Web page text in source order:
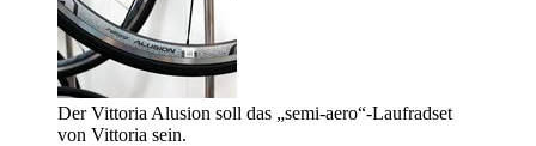
Der Vittoria Alusion soll das „semi-aero“-Laufradset
von Vittoria sein.